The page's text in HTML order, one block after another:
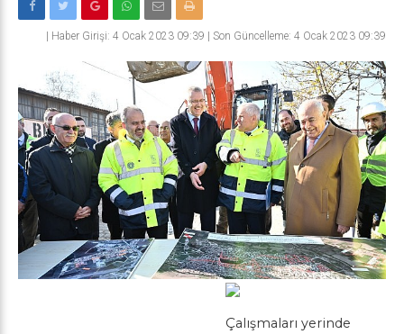
Haber Girişi: 4 Ocak 2023 09:39 | Son Güncelleme: 4 Ocak 2023 09:39
Çalışmaları yerinde